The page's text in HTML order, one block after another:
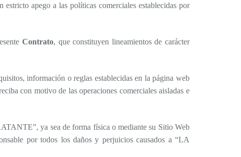
apego a las políticas comerciales establecidas por
Contrato, que constituyen lineamientos de carácter
información o reglas establecidas en la página web
con motivo de las operaciones comerciales aisladas e
ya sea de forma física o mediante su Sitio Web
por todos los daños y perjuicios causados a “LA